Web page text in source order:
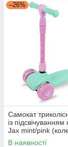
–26%
Самокат
із
Jax mint/pink
М'ятно-рожевий
В наявності